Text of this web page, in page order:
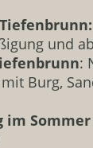
und
:
Burg,
im Sommer